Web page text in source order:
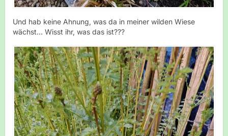
Und hab keine Ahnung, was da in meiner wilden Wiese
wächst... Wisst ihr, was das ist???